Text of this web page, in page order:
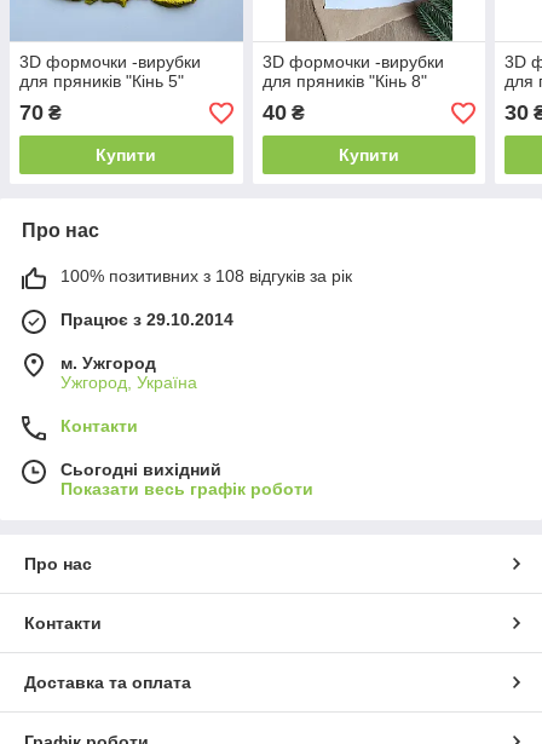
3D формочки -вирубки
для пряників "Кінь 5"
70 ₴
Купити
3D формочки -вирубки
для пряників "Кінь 8"
40₴
Купити
3D
для
30
Про нас
100% позитивних з 108 відгуків за рік
Працює з 29.10.2014
м. Ужгород
Ужгород, Україна
Контакти
Сьогодні вихідний
Показати весь графік роботи
Про нас
Контакти
Доставка та оплата